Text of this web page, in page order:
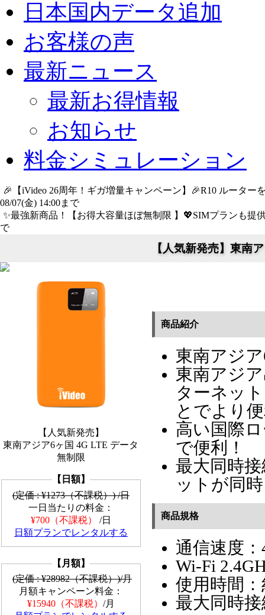
日本国内データ追加
お客様の声
最新ニュース
最新お得情報
お知らせ
料金シミュレーション
🎉【iVideo 26周年！ギガ増量キャンペーン】🎉R10 ルータ
08/07(金) 14:00まで
✨️最強新商品！【お得大容量ほぼ無制限 】💖SIMプランも提
で
【人気新発売】東南
【人気新発売】
東南アジア6ヶ国 4G LTE データ
無制限
【日額】
(定価 : ¥1273（不課税）) /日
一日当たりの料金：
¥700（不課税）
/日
日額プランでレンタルする
【月額】
(定価 : ¥28982（不課税）)/月
月額キャンペーン料金：
¥15940（不課税） /月
商品紹介
東南アジ
東南アジア
ターネッ
とでより
高い国際
で便利！
最大同時
ットが同時
商品規格
通信速度：
Wi-Fi
使用時間
最大同時